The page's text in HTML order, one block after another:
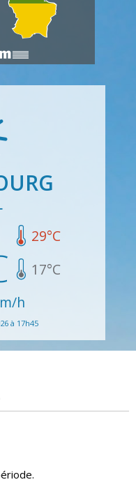
29°C
17°C
h
à 17h45